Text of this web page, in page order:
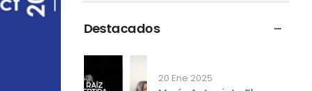
Destacados
20 Ene 2025